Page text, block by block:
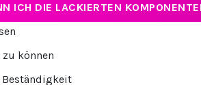
ICH DIE LACKIERTEN
können
Beständigkeit